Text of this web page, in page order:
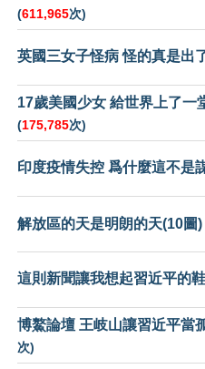
(611,965次)
英國三女子怪病 怪的真是出
17歲美國少女 給世界上了一
(175,785次)
印度疫情失控 爲什麼這不是
解放區的天是明朗的天(10圖)
這則新聞讓我想起習近平的鞋
博鰲論壇 王岐山讓習近平當
次)